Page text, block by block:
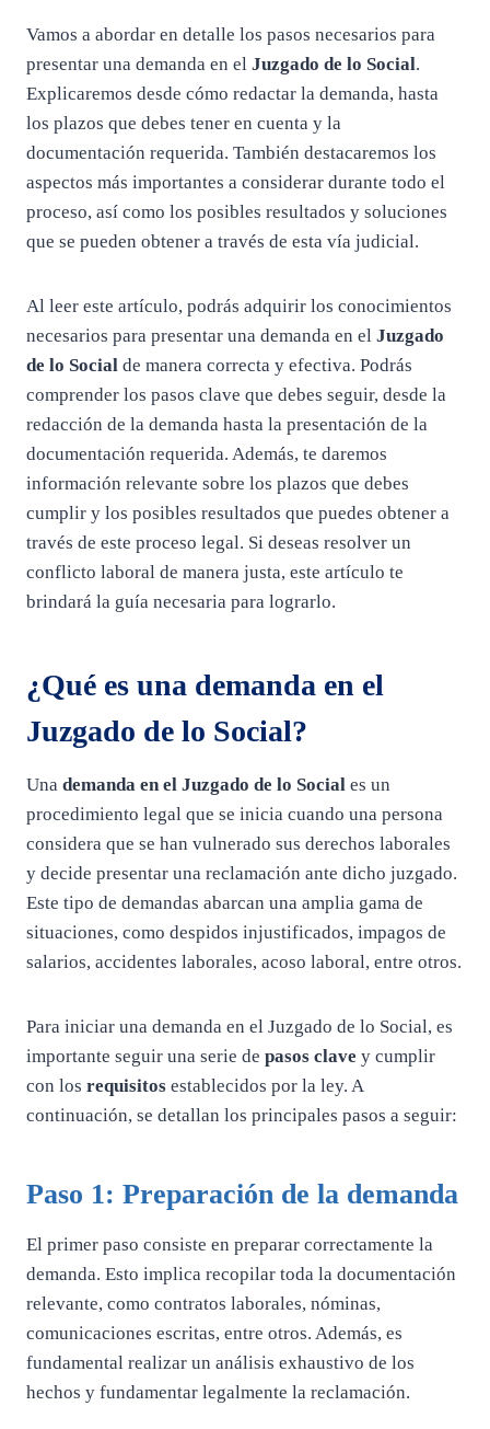
Vamos a abordar en detalle los pasos necesarios para
presentar una demanda en el Juzgado de lo Social.
Explicaremos desde cómo redactar la demanda, hasta
los plazos que debes tener en cuenta y la
documentación requerida. También destacaremos los
aspectos más importantes a considerar durante todo el
proceso, así como los posibles resultados y soluciones
que se pueden obtener a través de esta vía judicial.
Al leer este artículo, podrás adquirir los conocimientos
necesarios para presentar una demanda en el Juzgado
de lo Social de manera correcta y efectiva. Podrás
comprender los pasos clave que debes seguir, desde la
redacción de la demanda hasta la presentación de la
documentación requerida. Además, te daremos
información relevante sobre los plazos que debes
cumplir y los posibles resultados que puedes obtener a
través de este proceso legal. Si deseas resolver un
conflicto laboral de manera justa, este artículo te
brindará la guía necesaria para lograrlo.
¿Qué es una demanda en el
Juzgado de lo Social?
Una demanda en el Juzgado de lo Social es un
procedimiento legal que se inicia cuando una persona
considera que se han vulnerado sus derechos laborales
y decide presentar una reclamación ante dicho juzgado.
Este tipo de demandas abarcan una amplia gama de
situaciones, como despidos injustificados, impagos de
salarios, accidentes laborales, acoso laboral, entre otros.
Para iniciar una demanda en el Juzgado de lo Social, es
importante seguir una serie de pasos clave y cumplir
con los requisitos establecidos por la ley. A
continuación, se detallan los principales pasos a seguir:
Paso 1: Preparación de la demanda
El primer paso consiste en preparar correctamente la
demanda. Esto implica recopilar toda la documentación
relevante, como contratos laborales, nóminas,
comunicaciones escritas, entre otros. Además, es
fundamental realizar un análisis exhaustivo de los
hechos y fundamentar legalmente la reclamación.